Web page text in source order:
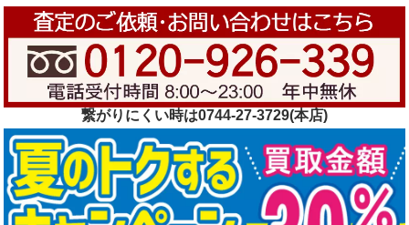
繋がりにくい時は0744-27-3729(本店)